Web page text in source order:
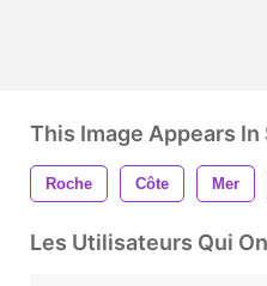
This Image Appears In
Roche Côte Mer
Les Utilisateurs Qui